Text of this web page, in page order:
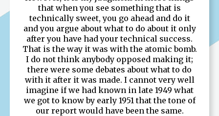
that when you see something that is
technically sweet, you go ahead and do it
and you argue about what to do about it only
after you have had your technical success.
That is the way it was with the atomic bomb.
I do not think anybody opposed making it;
there were some debates about what to do
with it after it was made. I cannot very well
imagine if we had known in late 1949 what
we got to know by early 1951 that the tone of
our report would have been the same.